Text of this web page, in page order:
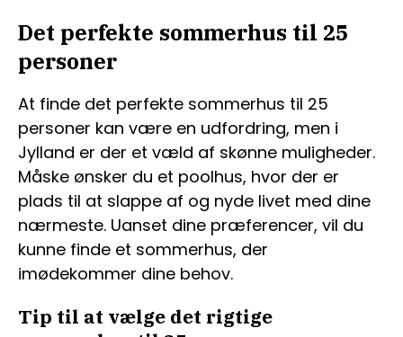
Det perfekte sommerhus til 25
personer
At finde det perfekte sommerhus til 25
personer kan være en udfordring, men i
Jylland er der et væld af skønne muligheder.
Måske ønsker du et poolhus, hvor der er
plads til at slappe af og nyde livet med dine
nærmeste. Uanset dine præferencer, vil du
kunne finde et sommerhus, der
imødekommer dine behov.
Tip til at vælge det rigtige